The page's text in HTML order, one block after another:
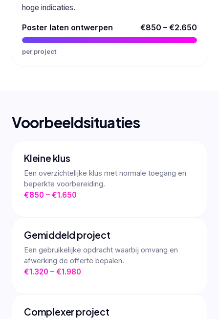
hoge indicaties.
Poster laten ontwerpen €850 – €2.650
per project
Voorbeeldsituaties
Kleine klus
Een overzichtelijke klus met normale toegang en
beperkte voorbereiding.
€850 – €1.650
Gemiddeld project
Een gebruikelijke opdracht waarbij omvang en
afwerking de offerte bepalen.
€1.320 – €1.980
Complexer project